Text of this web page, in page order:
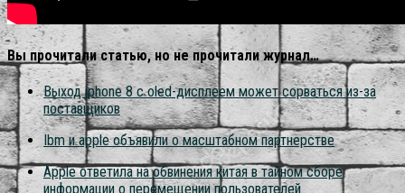
Вы прочитали статью, но не прочитали журнал…
Выход iphone 8 с oled-дисплеем может сорваться из-за
поставщиков
Ibm и apple объявили о масштабном партнерстве
Apple ответила на обвинения китая в тайном сборе
информации о перемещении пользователей